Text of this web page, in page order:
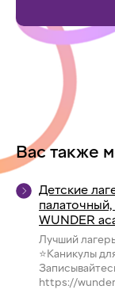
Вас также
Детские
WUNDER
Лучший
⭐Каникулы
https://